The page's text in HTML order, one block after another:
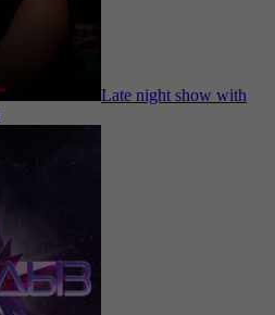
Late night show with